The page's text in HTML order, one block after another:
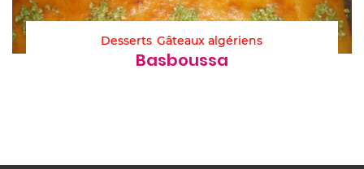
Desserts Gâteaux algériens
Basboussa